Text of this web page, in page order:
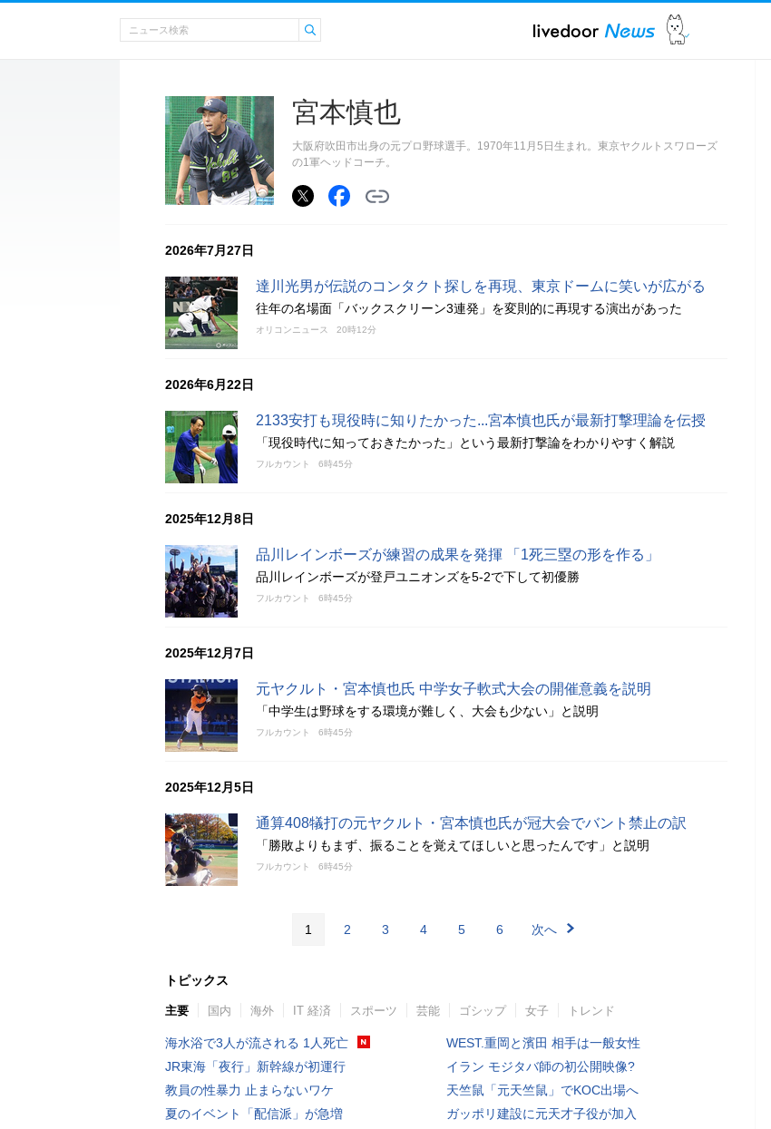
宮本慎也
大阪府吹田市出身の元プロ野球選手。1970年11月5日生まれ。東京ヤクルトスワローズ
の1軍ヘッドコーチ。
2026年7月27日
達川光男が伝説のコンタクト探しを再現、東京ドームに笑いが広がる
往年の名場面「バックスクリーン3連発」を変則的に再現する演出があった
オリコンニュース 20時12分
2026年6月22日
2133安打も現役時に知りたかった...宮本慎也氏が最新打撃理論を伝授
「現役時代に知っておきたかった」という最新打撃論をわかりやすく解説
フルカウント 6時45分
2025年12月8日
品川レインボーズが練習の成果を発揮 「1死三塁の形を作る」
品川レインボーズが登戸ユニオンズを5-2で下して初優勝
フルカウント 6時45分
2025年12月7日
元ヤクルト・宮本慎也氏 中学女子軟式大会の開催意義を説明
「中学生は野球をする環境が難しく、大会も少ない」と説明
フルカウント 6時45分
2025年12月5日
通算408犠打の元ヤクルト・宮本慎也氏が冠大会でバント禁止の訳
「勝敗よりもまず、振ることを覚えてほしいと思ったんです」と説明
フルカウント 6時45分
1 2 3 4 5 6 次へ
トピックス
主要 国内 海外 IT 経済 スポーツ 芸能 ゴシップ 女子 トレンド
海水浴で3人が流される 1人死亡
JR東海「夜行」新幹線が初運行
教員の性暴力 止まらないワケ
夏のイベント「配信派」が急増
WEST.重岡と濱田 相手は一般女性
イラン モジタバ師の初公開映像?
天竺鼠「元天竺鼠」でKOC出場へ
ガッポリ建設に元天才子役が加入